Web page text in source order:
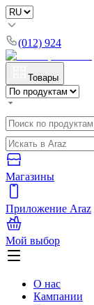
(012) 924
Товары
Магазины
Приложение Araz
Мой выбор
О нас
Кампании